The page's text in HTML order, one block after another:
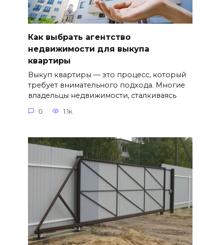
Как выбрать агентство
недвижимости для выкупа
квартиры
Выкуп квартиры — это процесс, который
требует внимательного подхода. Многие
владельцы недвижимости, сталкиваясь
0 1.1к.